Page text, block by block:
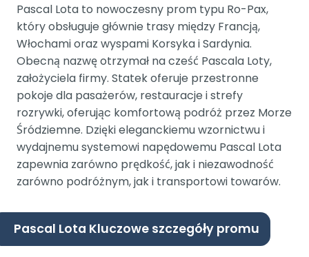
Pascal Lota to nowoczesny prom typu Ro-Pax,
który obsługuje głównie trasy między Francją,
Włochami oraz wyspami Korsyka i Sardynia.
Obecną nazwę otrzymał na cześć Pascala Loty,
założyciela firmy. Statek oferuje przestronne
pokoje dla pasażerów, restauracje i strefy
rozrywki, oferując komfortową podróż przez Morze
Śródziemne. Dzięki eleganckiemu wzornictwu i
wydajnemu systemowi napędowemu Pascal Lota
zapewnia zarówno prędkość, jak i niezawodność
zarówno podróżnym, jak i transportowi towarów.
Pascal Lota Kluczowe szczegóły promu